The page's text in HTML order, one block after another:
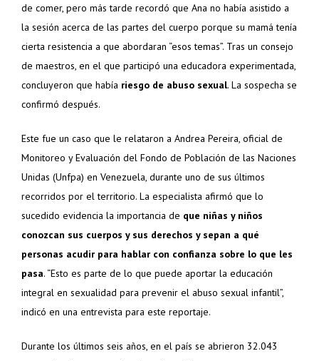
de comer, pero más tarde recordó que Ana no había asistido a
la sesión acerca de las partes del cuerpo porque su mamá tenía
cierta resistencia a que abordaran “esos temas”. Tras un consejo
de maestros, en el que participó una educadora experimentada,
concluyeron que había riesgo de abuso sexual. La sospecha se
confirmó después.
Este fue un caso que le relataron a Andrea Pereira, oficial de
Monitoreo y Evaluación del Fondo de Población de las Naciones
Unidas (Unfpa) en Venezuela, durante uno de sus últimos
recorridos por el territorio. La especialista afirmó que lo
sucedido evidencia la importancia de que niñas y niños
conozcan sus cuerpos y sus derechos y sepan a qué
personas acudir para hablar con confianza sobre lo que les
pasa. “Esto es parte de lo que puede aportar la educación
integral en sexualidad para prevenir el abuso sexual infantil”,
indicó en una entrevista para este reportaje.
Durante los últimos seis años, en el país se abrieron 32.043